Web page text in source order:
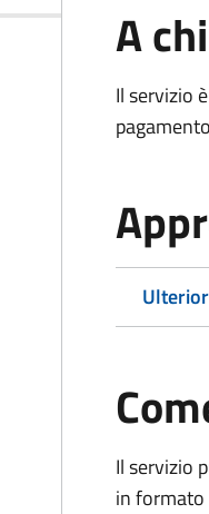
A
Il servizio
Il servizio
in formato